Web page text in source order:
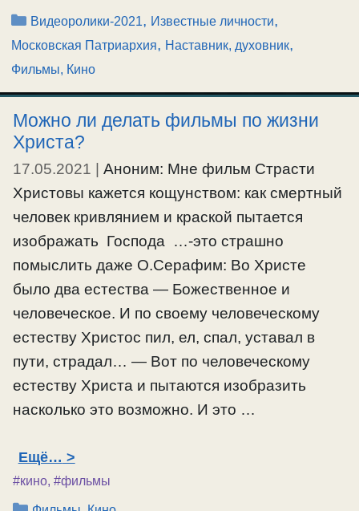
Рубрики
Видеоролики-2021, Известные личности,
Московская Патриархия, Наставник, духовник,
Фильмы, Кино
Можно ли делать фильмы по жизни
Христа?
17.05.2021
Аноним: Мне фильм Страсти
Христовы кажется кощунством: как смертный
человек кривлянием и краской пытается
изображать Господа …-это страшно
помыслить даже О.Серафим: Во Христе
было два естества — Божественное и
человеческое. И по своему человеческому
естеству Христос пил, ел, спал, уставал в
пути, страдал… — Вот по человеческому
естеству Христа и пытаются изобразить
насколько это возможно. И это …
Ещё…
#кино, #фильмы